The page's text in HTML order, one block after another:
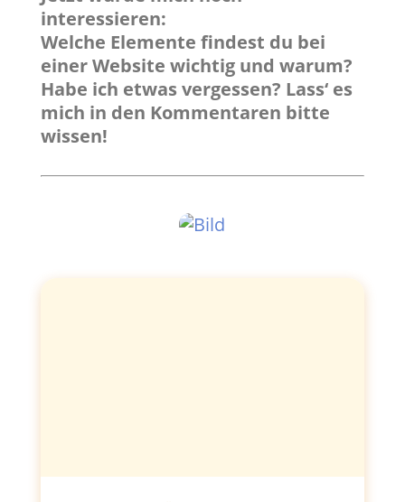
interessieren:
Welche Elemente findest du bei
einer Website wichtig und warum?
Habe ich etwas vergessen? Lass‘ es
mich in den Kommentaren bitte
wissen!